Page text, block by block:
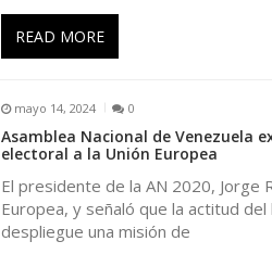
READ MORE
mayo 14, 2024 0
Asamblea Nacional de Venezuela
electoral a la Unión Europea
El presidente de la AN 2020, Jorge
Europea, y señaló que la actitud
despliegue una misión de